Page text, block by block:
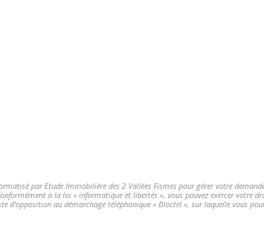
par Etude Immobilière des 2 Vallées Fismes pour gérer votre
à la loi « informatique et libertés », vous pouvez exercer votre
d'opposition au démarchage téléphonique « Bloctel », sur laquelle vous